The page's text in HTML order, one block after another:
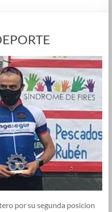
por su segunda posicion